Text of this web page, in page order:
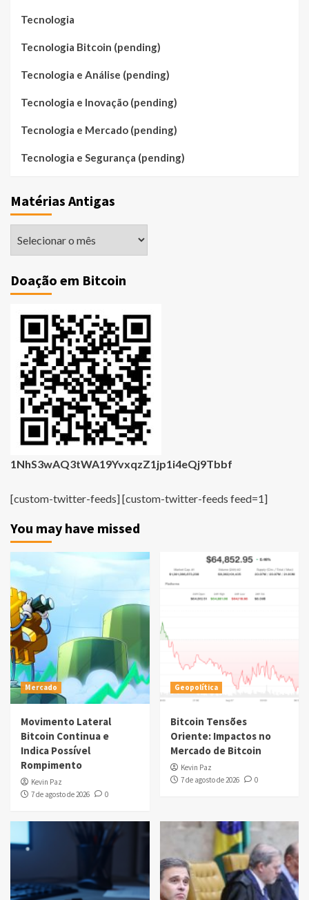
Tecnologia
Tecnologia Bitcoin (pending)
Tecnologia e Análise (pending)
Tecnologia e Inovação (pending)
Tecnologia e Mercado (pending)
Tecnologia e Segurança (pending)
Matérias Antigas
Doação em Bitcoin
1NhS3wAQ3tWA19YvxqzZ1jp1i4eQj9Tbbf
[custom-twitter-feeds] [custom-twitter-feeds feed=1]
You may have missed
Mercado
Movimento Lateral
Bitcoin Continua e
Indica Possível
Rompimento
Kevin Paz
7 de agosto de 2026
0
Geopolítica
Bitcoin Tensões
Oriente: Impactos no
Mercado de Bitcoin
Kevin Paz
7 de agosto de 2026
0